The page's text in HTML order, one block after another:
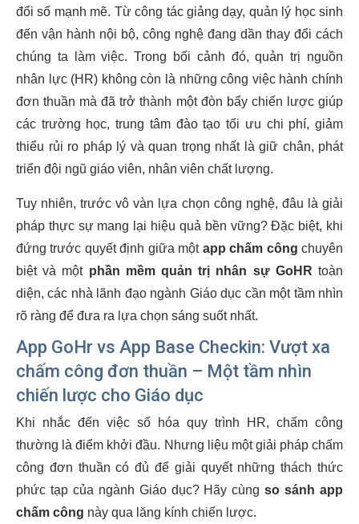
đổi số mạnh mẽ. Từ công tác giảng dạy, quản lý học sinh
đến vận hành nội bộ, công nghệ đang dần thay đổi cách
chúng ta làm việc. Trong bối cảnh đó, quản trị nguồn
nhân lực (HR) không còn là những công việc hành chính
đơn thuần mà đã trở thành một đòn bẩy chiến lược giúp
các trường học, trung tâm đào tạo tối ưu chi phí, giảm
thiểu rủi ro pháp lý và quan trọng nhất là giữ chân, phát
triển đội ngũ giáo viên, nhân viên chất lượng.
Tuy nhiên, trước vô vàn lựa chọn công nghệ, đâu là giải
pháp thực sự mang lại hiệu quả bền vững? Đặc biệt, khi
đứng trước quyết định giữa một app chấm công chuyên
biệt và một phần mềm quản trị nhân sự GoHR toàn
diện, các nhà lãnh đạo ngành Giáo dục cần một tầm nhìn
rõ ràng để đưa ra lựa chọn sáng suốt nhất.
App GoHr vs App Base Checkin: Vượt xa
chấm công đơn thuần – Một tầm nhìn
chiến lược cho Giáo dục
Khi nhắc đến việc số hóa quy trình HR, chấm công
thường là điểm khởi đầu. Nhưng liệu một giải pháp chấm
công đơn thuần có đủ để giải quyết những thách thức
phức tạp của ngành Giáo dục? Hãy cùngso sánh app
chấm công này qua lăng kính chiến lược.